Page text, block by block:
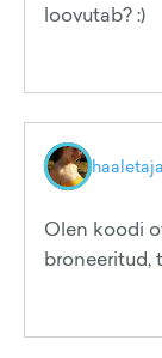
loovutab? :)
haaletaja
Olen koodi
broneeritud,